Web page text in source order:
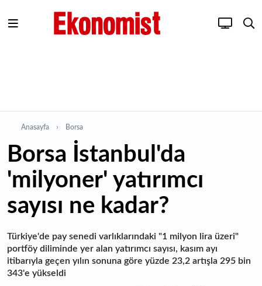
Anasayfa Borsa
Borsa İstanbul'da
'milyoner' yatırımcı
sayısı ne kadar?
Türkiye'de pay senedi varlıklarındaki "1 milyon lira üzeri"
portföy diliminde yer alan yatırımcı sayısı, kasım ayı
itibarıyla geçen yılın sonuna göre yüzde 23,2 artışla 295 bin
343'e yükseldi